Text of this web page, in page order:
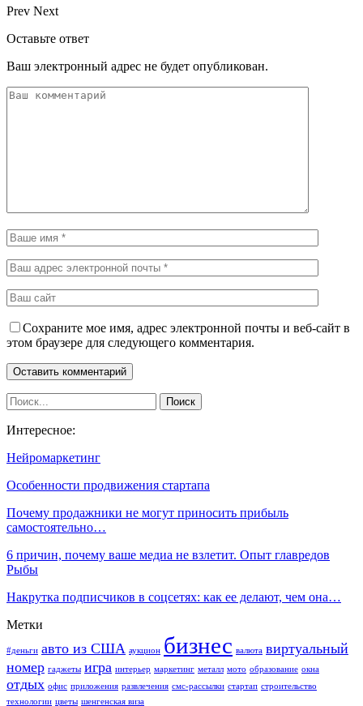
Prev Next
Оставьте ответ
Ваш электронный адрес не будет опубликован.
Сохраните мое имя, адрес электронной почты и веб-сайт в
этом браузере для следующего комментария.
Интересное:
Нейромаркетинг
Особенности продвижения стартапа
Почему продажники не могут приносить прибыль
самостоятельно…
6 причин, почему ваше медиа не взлетит. Опыт главредов
Рыбы
Накрутка подписчиков в соцсетях: как ее делают, чем она…
Метки
#деньги авто из США аукцион бизнес валюта виртуальный
номер гаджеты игра интерьер маркетинг металл мото образование окна
отдых офис приложения развлечения смс-рассылки стартап строительство
технологии цветы шенгенская виза